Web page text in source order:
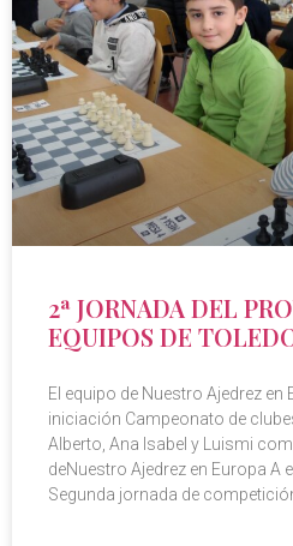
2ª JORNADA DEL
EQUIPOS DE
El equipo de Nuestro Ajedrez en
iniciación Campeonato de
Alberto, Ana Isabel y Luismi
deNuestro Ajedrez en Europa A
Segunda jornada de